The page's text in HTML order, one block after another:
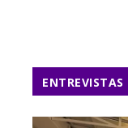
ENTREVISTAS